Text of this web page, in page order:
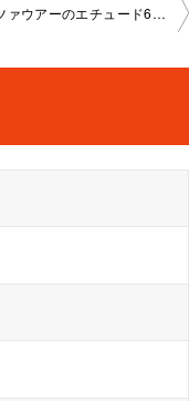
「ドッツァウアーのエチュード6番」、「ウェルナーの教本」、その他。高田馬場教 室2025-7-27-no0021-1129